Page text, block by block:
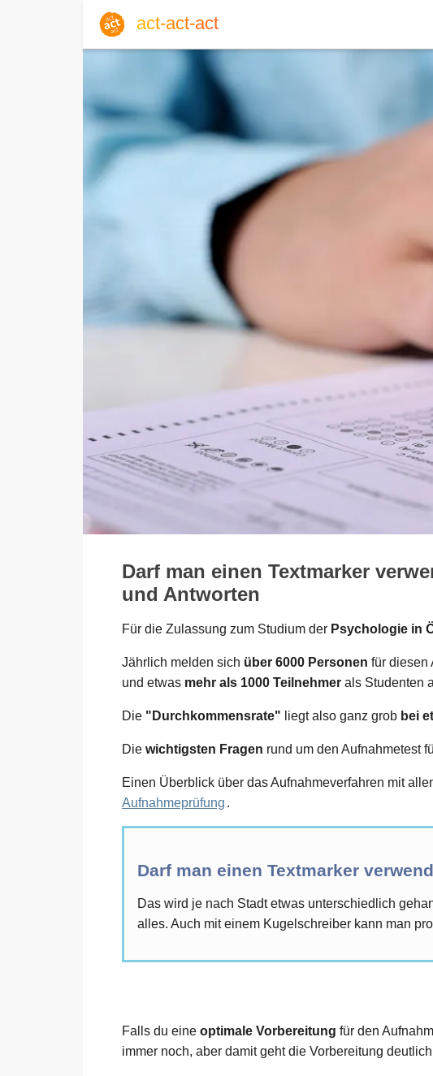
act-act-act
Anmelden
Do, 06. August 2026 |
Englisch
Darf man einen Textmarker
und Antworten
Für die Zulassung zum Studium der Psychologie in
Jährlich melden sich über 6000 Personen für diesen
und etwas mehr als 1000 Teilnehmer als Studenten
Die "Durchkommensrate" liegt also ganz grob bei
Die wichtigsten Fragen rund um den Aufnahmetest
Einen Überblick über das Aufnahmeverfahren mit
Aufnahmeprüfung .
Darf man einen Textmarker
Das wird je nach Stadt etwas unterschiedlich
alles. Auch mit einem Kugelschreiber kann man
Falls du eine optimale Vorbereitung für den
immer noch, aber damit geht die Vorbereitung